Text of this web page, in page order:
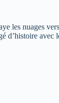
les nuages
d’histoire avec